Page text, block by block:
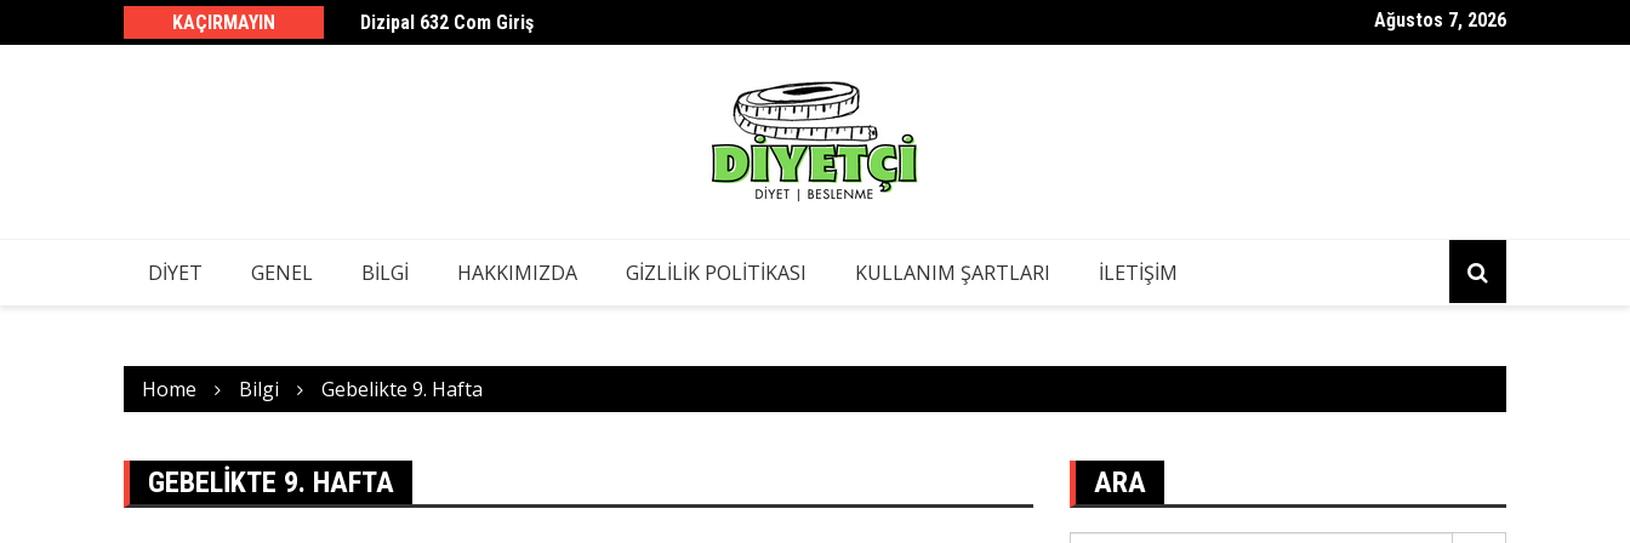
to
KAÇIRMAYIN
1 Ayda 10 Kg Kilo Verdiren Diyet
Böbrek Sağlığı için Besinler: Böbrek Sorunları Sırasında Ne Yenir veya
Ağustos 7, 2026
DIYET GENEL BILGI HAKKIMIZDA GIZLILIK POLITIKASI KULLANIM ŞARTLARI İLETIŞIM
Home Bilgi Gebelikte 9. Hafta
GEBELIKTE 9. HAFTA ARA